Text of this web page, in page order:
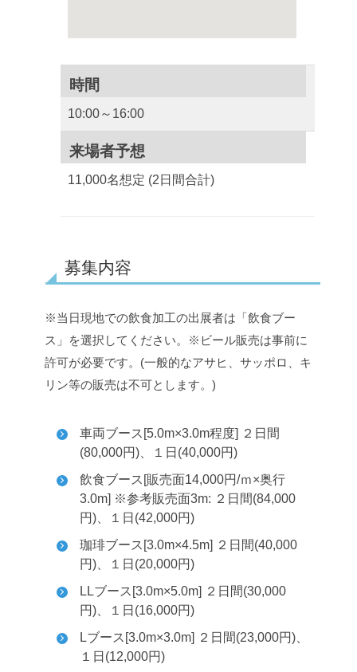
時間
10:00～16:00
来場者予想
11,000名想定 (2日間合計)
募集内容
※当日現地での飲食加工の出展者は「飲食ブー
ス」を選択してください。
※ビール販売は事前に
許可が必要です。(一般的なアサヒ、サッポロ、キ
リン等の販売は不可とします。)
車両ブース[5.0m×3.0m程度] ２日間
(80,000円)、１日(40,000円)
飲食ブース[販売面14,000円/ｍ×奥行
3.0m] ※参考販売面3m: ２日間(84,000
円)、１日(42,000円)
珈琲ブース[3.0m×4.5m] ２日間(40,000
円)、１日(20,000円)
LLブース[3.0m×5.0m] ２日間(30,000
円)、１日(16,000円)
Lブース[3.0m×3.0m] ２日間(23,000円)、
１日(12,000円)